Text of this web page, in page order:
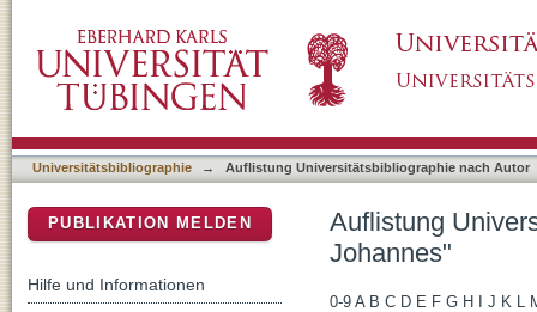
Universitätsbibliographie → Auflistung Universitätsbibliographie nach Autor
Auflistung
Johannes"
0-9 A B C D E F G H J K L
PUBLIKATION MELDEN
Hilfe und Informationen